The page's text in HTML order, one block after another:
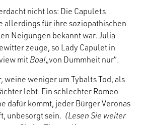
nicht los: Die Capulets
allerdings für ihre soziopathischen
Neigungen bekannt war. Julia
zeuge, so Lady Capulet in
mit Boa!„von Dummheit nur“.
weine weniger um Tybalts Tod, als
lebt. Ein schlechter Romeo
dafür kommt, jeder Bürger Veronas
unbesorgt sein. (Lesen Sie weiter